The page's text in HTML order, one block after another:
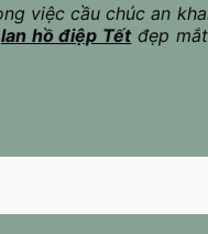
việc cầu chúc an
lan hồ điệp Tếtđẹp mắt